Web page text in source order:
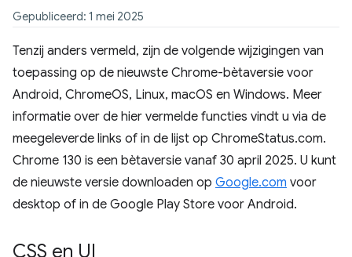
Gepubliceerd: 1 mei 2025
Tenzij anders vermeld, zijn de volgende wijzigingen van
toepassing op de nieuwste Chrome-bètaversie voor
Android, ChromeOS, Linux, macOS en Windows. Meer
informatie over de hier vermelde functies vindt u via de
meegeleverde links of in de lijst op ChromeStatus.com.
Chrome 130 is een bètaversie vanaf 30 april 2025. U kunt
de nieuwste versie downloaden op Google.com voor
desktop of in de Google Play Store voor Android.
CSS en UI